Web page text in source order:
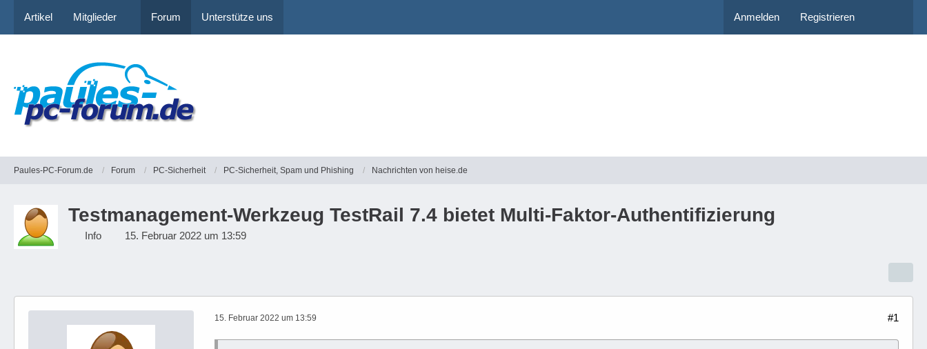
Artikel Mitglieder Forum Unterstütze uns Anmelden Registrieren
Paules-PC-Forum.de Forum PC-Sicherheit PC-Sicherheit, Spam und Phishing Nachrichten von heise.de
Testmanagement-Werkzeug TestRail 7.4 bietet Multi-Faktor-Authentifizierung
Info 15. Februar 2022 um 13:59
15. Februar 2022 um 13:59 #1